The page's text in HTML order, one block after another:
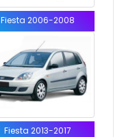
Fiesta 2006-2008
Fiesta 2013-2017